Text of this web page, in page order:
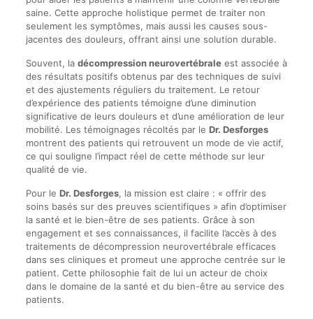
saine. Cette approche holistique permet de traiter non
seulement les symptômes, mais aussi les causes sous-
jacentes des douleurs, offrant ainsi une solution durable.
Souvent, la décompression neurovertébraleest associée à
des résultats positifs obtenus par des techniques de suivi
et des ajustements réguliers du traitement. Le retour
d’expérience des patients témoigne d’une diminution
significative de leurs douleurs et d’une amélioration de leur
mobilité. Les témoignages récoltés par le Dr. Desforges
montrent des patients qui retrouvent un mode de vie actif,
ce qui souligne l’impact réel de cette méthode sur leur
qualité de vie.
Pour le Dr. Desforges, la mission est claire : « offrir des
soins basés sur des preuves scientifiques » afin d’optimiser
la santé et le bien-être de ses patients. Grâce à son
engagement et ses connaissances, il facilite l’accès à des
traitements de décompression neurovertébrale efficaces
dans ses cliniques et promeut une approche centrée sur le
patient. Cette philosophie fait de lui un acteur de choix
dans le domaine de la santé et du bien-être au service des
patients.